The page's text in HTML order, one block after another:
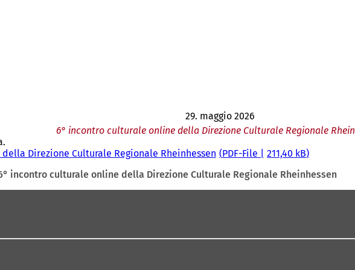
29. maggio 2026
6° incontro culturale online della Direzione Culturale Regionale
Direzione Culturale Regionale Rheinhessen
PDF-File 211,40 kB
incontro culturale online della Direzione Culturale Regionale Rheinhessen